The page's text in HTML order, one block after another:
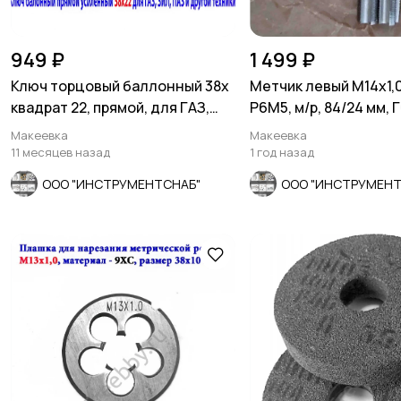
949 ₽
Ключ торцовый баллонный 38х
квадрат 22, прямой, для ГАЗ,
ЗИЛ, ПАЗ.
Макеевка
11 месяцев назад
ООО "ИНСТРУМЕНТСНАБ"
1 499 ₽
Метчик левый
Р6М5, м/р, 84/24 мм,
81.
Макеевка
1 год назад
ООО